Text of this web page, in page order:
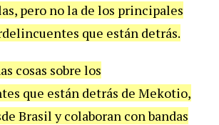
pero no la de los principales
que están detrás.
cosas sobre los
que están detrás de Mekotio,
Brasil y colaboran con bandas